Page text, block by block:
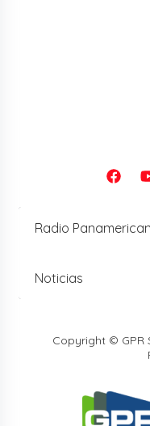
Radio
Noticias
Copyright © GPR